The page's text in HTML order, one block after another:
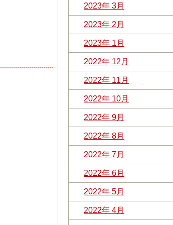
2023年 3月
2023年 2月
2023年 1月
2022年 12月
2022年 11月
2022年 10月
2022年 9月
2022年 8月
2022年 7月
2022年 6月
2022年 5月
2022年 4月